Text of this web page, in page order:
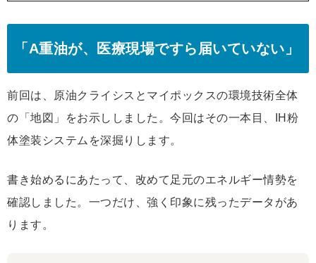
「A重油が、医療現場ですら届いていない」
前回は、原油クライシスとマイポックスの環境技術全体
の「地図」をお示ししました。今回はその一本目、IH粉
体塗装システムを深掘りします。
書き始めるにあたって、改めて足元のエネルギー情勢を
確認しました。一つだけ、強く印象に残ったデータがあ
ります。